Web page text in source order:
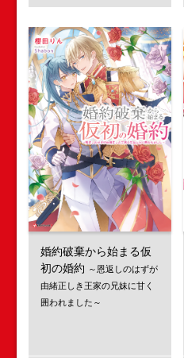
婚約破棄から始まる仮
初の婚約 ～恩返しのはずが
由緒正しき王家の兄妹に甘く
囲われました～